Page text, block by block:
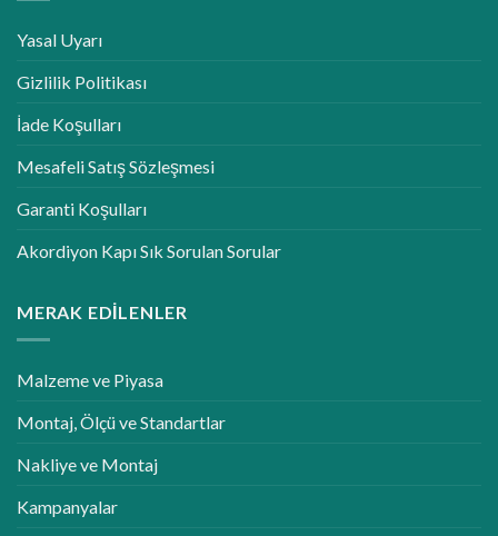
Yasal Uyarı
Gizlilik Politikası
İade Koşulları
Mesafeli Satış Sözleşmesi
Garanti Koşulları
Akordiyon Kapı Sık Sorulan Sorular
MERAK EDILENLER
Malzeme ve Piyasa
Montaj, Ölçü ve Standartlar
Nakliye ve Montaj
Kampanyalar